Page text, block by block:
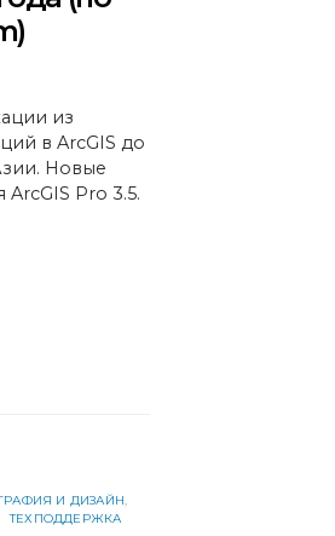
из
в ArcGIS до
Новые
Pro 3.5.
И ДИЗАЙН
ТЕХПОДДЕРЖКА